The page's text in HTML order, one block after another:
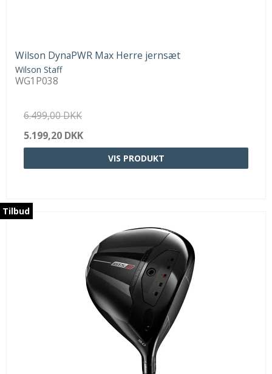
Wilson DynaPWR Max Herre jernsæt
Wilson Staff
WG1P038
6.499,00 DKK
5.199,20 DKK
VIS PRODUKT
Tilbud